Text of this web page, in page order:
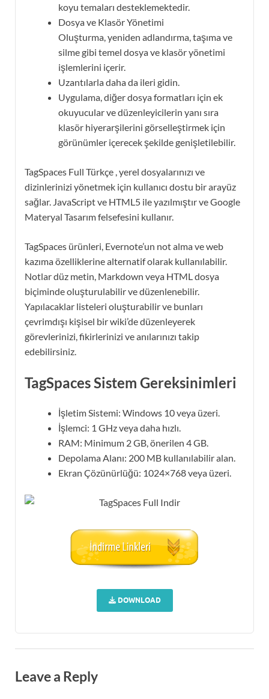
koyu temaları desteklemektedir.
Dosya ve Klasör Yönetimi
Oluşturma, yeniden adlandırma, taşıma ve
silme gibi temel dosya ve klasör yönetimi
işlemlerini içerir.
Uzantılarla daha da ileri gidin.
Uygulama, diğer dosya formatları için ek
okuyucular ve düzenleyicilerin yanı sıra
klasör hiyerarşilerini görselleştirmek için
görünümler içerecek şekilde genişletilebilir.
TagSpaces Full Türkçe , yerel dosyalarınızı ve
dizinlerinizi yönetmek için kullanıcı dostu bir arayüz
sağlar. JavaScript ve HTML5 ile yazılmıştır ve Google
Materyal Tasarım felsefesini kullanır.
TagSpaces ürünleri, Evernote’un not alma ve web
kazıma özelliklerine alternatif olarak kullanılabilir.
Notlar düz metin, Markdown veya HTML dosya
biçiminde oluşturulabilir ve düzenlenebilir.
Yapılacaklar listeleri oluşturabilir ve bunları
çevrimdışı kişisel bir wiki’de düzenleyerek
görevlerinizi, fikirlerinizi ve anılarınızı takip
edebilirsiniz.
TagSpaces Sistem Gereksinimleri
İşletim Sistemi: Windows 10 veya üzeri.
İşlemci: 1 GHz veya daha hızlı.
RAM: Minimum 2 GB, önerilen 4 GB.
Depolama Alanı: 200 MB kullanılabilir alan.
Ekran Çözünürlüğü: 1024×768 veya üzeri.
DOWNLOAD
Leave a Reply